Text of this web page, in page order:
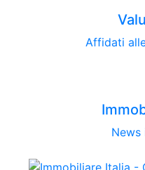
Affidati
News